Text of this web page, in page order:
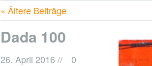
« Ältere Beiträge
Dada 100
26. April 2016 // 0